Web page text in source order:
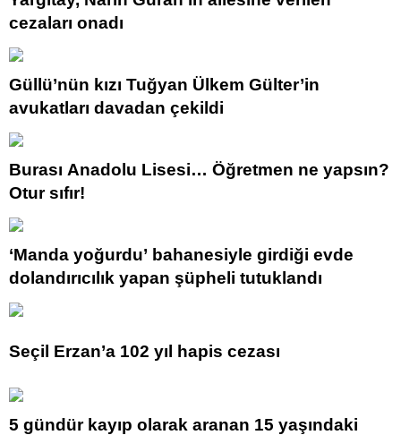
cezaları onadı
Güllü’nün kızı Tuğyan Ülkem Gülter’in
avukatları davadan çekildi
Burası Anadolu Lisesi… Öğretmen ne yapsın?
Otur sıfır!
‘Manda yoğurdu’ bahanesiyle girdiği evde
dolandırıcılık yapan şüpheli tutuklandı
Seçil Erzan’a 102 yıl hapis cezası
5 gündür kayıp olarak aranan 15 yaşındaki